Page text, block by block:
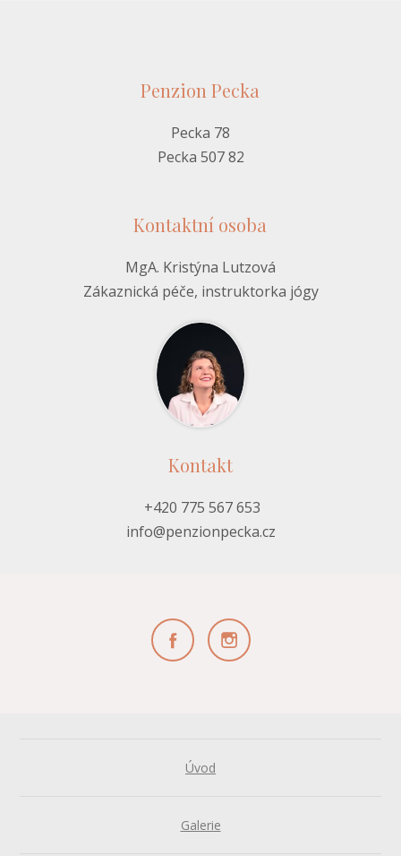
Penzion Pecka
Pecka 78
Pecka 507 82
Kontaktní osoba
MgA. Kristýna Lutzová
Zákaznická péče, instruktorka jógy
Kontakt
+420 775 567 653
info@penzionpecka.cz
Úvod
Galerie